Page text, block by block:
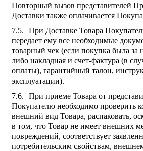
Повторный вызов представителей
Доставки также оплачивается
При Доставке Товара
передает ему все необходимые
товарный чек (если покупка была за
либо накладная и счет-фактура (в
оплаты), гарантийный талон,
эксплуатации).
При приеме Товара от
Покупателю необходимо проверить
внешний вид Товара, распаковать,
в том, что Товар не имеет внешних
повреждений, соответствует
потребительским свойствам,